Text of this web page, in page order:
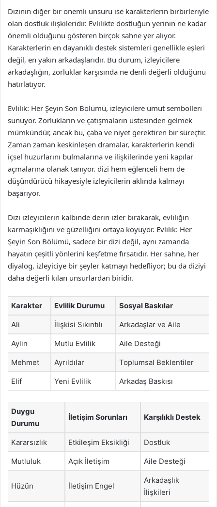
Dizinin diğer bir önemli unsuru ise karakterlerin birbirleriyle
olan dostluk ilişkileridir. Evlilikte dostluğun yerinin ne kadar
önemli olduğunu gösteren birçok sahne yer alıyor.
Karakterlerin en dayanıklı destek sistemleri genellikle eşleri
değil, en yakın arkadaşlarıdır. Bu durum, izleyicilere
arkadaşlığın, zorluklar karşısında ne denli değerli olduğunu
hatırlatıyor.
Evlilik: Her Şeyin Son Bölümü, izleyicilere umut sembolleri
sunuyor. Zorlukların ve çatışmaların üstesinden gelmek
mümkündür, ancak bu, çaba ve niyet gerektiren bir süreçtir.
Zaman zaman keskinleşen dramalar, karakterlerin kendi
içsel huzurlarını bulmalarına ve ilişkilerinde yeni kapılar
açmalarına olanak tanıyor. dizi hem eğlenceli hem de
düşündürücü hikayesiyle izleyicilerin aklında kalmayı
başarıyor.
Dizi izleyicilerin kalbinde derin izler bırakarak, evliliğin
karmaşıklığını ve güzelliğini ortaya koyuyor. Evlilik: Her
Şeyin Son Bölümü, sadece bir dizi değil, aynı zamanda
hayatın çeşitli yönlerini keşfetme fırsatıdır. Her sahne, her
diyalog, izleyiciye bir şeyler katmayı hedefliyor; bu da diziyi
daha değerli kılan unsurlardan biridir.
Karakter Evlilik Durumu Sosyal Baskılar
Ali İlişkisi Sıkıntılı Arkadaşlar ve Aile
Aylin Mutlu Evlilik Aile Desteği
Mehmet Ayrıldılar Toplumsal Beklentiler
Elif Yeni Evlilik Arkadaş Baskısı
Duygu
Durumu
İletişim Sorunları Karşılıklı Destek
Kararsızlık Etkileşim Eksikliği Dostluk
Mutluluk Açık İletişim Aile Desteği
Hüzün İletişim Engel
Arkadaşlık
İlişkileri